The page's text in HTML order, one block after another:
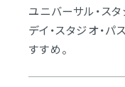
ユニバーサル・ス
デイ・スタジオ・
すすめ。